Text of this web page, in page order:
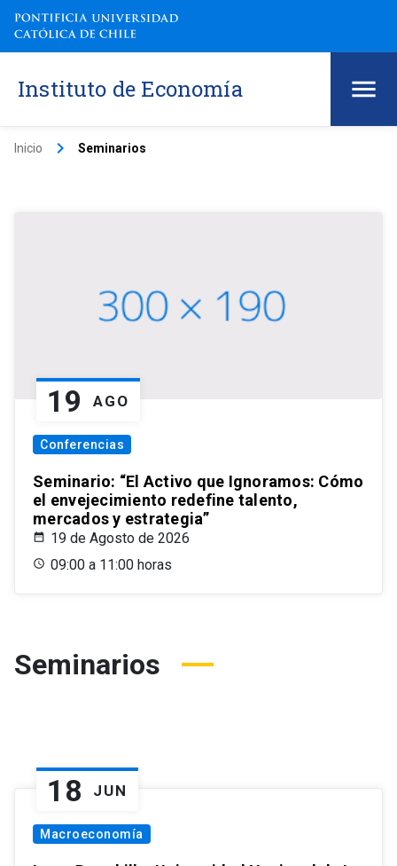
Instituto de Economía
Inicio keyboard_arrow_right Seminarios
19 AGO
Conferencias
Seminario: “El Activo que Ignoramos: Cómo
el envejecimiento redefine talento,
mercados y estrategia”
19 de Agosto de 2026
09:00 a 11:00 horas
Seminarios
18 JUN
Macroeconomía